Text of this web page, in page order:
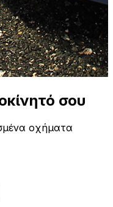
σου
οχήματα